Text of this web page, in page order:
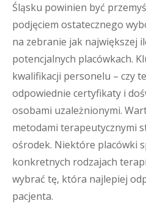
Śląsku powinien być
podjęciem ostatecznego
na zebranie jak największej
potencjalnych placówkach.
kwalifikacji personelu – czy
odpowiednie certyfikaty i
osobami uzależnionymi.
metodami terapeutycznymi
ośrodek. Niektóre placówki
konkretnych rodzajach
wybrać tę, która najlepiej
pacjenta.